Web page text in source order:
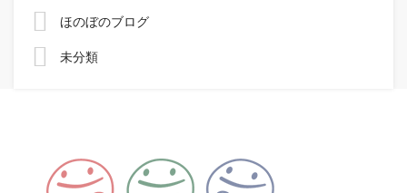
ほのぼのブログ
未分類